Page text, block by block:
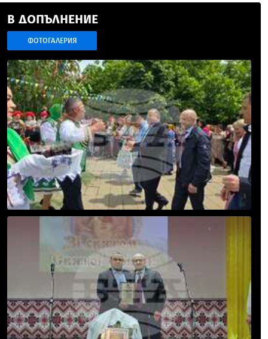
В ДОПЪЛНЕНИЕ
ФОТОГАЛЕРИЯ